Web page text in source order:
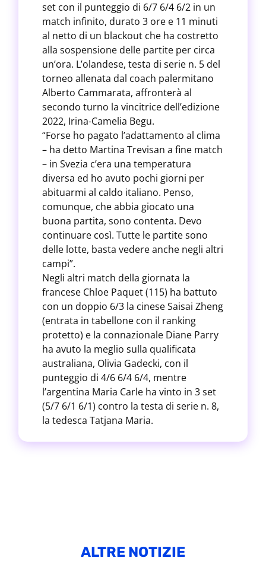
set con il punteggio di 6/7 6/4 6/2 in un
match infinito, durato 3 ore e 11 minuti
al netto di un blackout che ha costretto
alla sospensione delle partite per circa
un’ora. L’olandese, testa di serie n. 5 del
torneo allenata dal coach palermitano
Alberto Cammarata, affronterà al
secondo turno la vincitrice dell’edizione
2022, Irina-Camelia Begu.
“Forse ho pagato l’adattamento al clima
– ha detto Martina Trevisan a fine match
– in Svezia c’era una temperatura
diversa ed ho avuto pochi giorni per
abituarmi al caldo italiano. Penso,
comunque, che abbia giocato una
buona partita, sono contenta. Devo
continuare così. Tutte le partite sono
delle lotte, basta vedere anche negli altri
campi”.
Negli altri match della giornata la
francese Chloe Paquet (115) ha battuto
con un doppio 6/3 la cinese Saisai Zheng
(entrata in tabellone con il ranking
protetto) e la connazionale Diane Parry
ha avuto la meglio sulla qualificata
australiana, Olivia Gadecki, con il
punteggio di 4/6 6/4 6/4, mentre
l’argentina Maria Carle ha vinto in 3 set
(5/7 6/1 6/1) contro la testa di serie n. 8,
la tedesca Tatjana Maria.
ALTRE NOTIZIE